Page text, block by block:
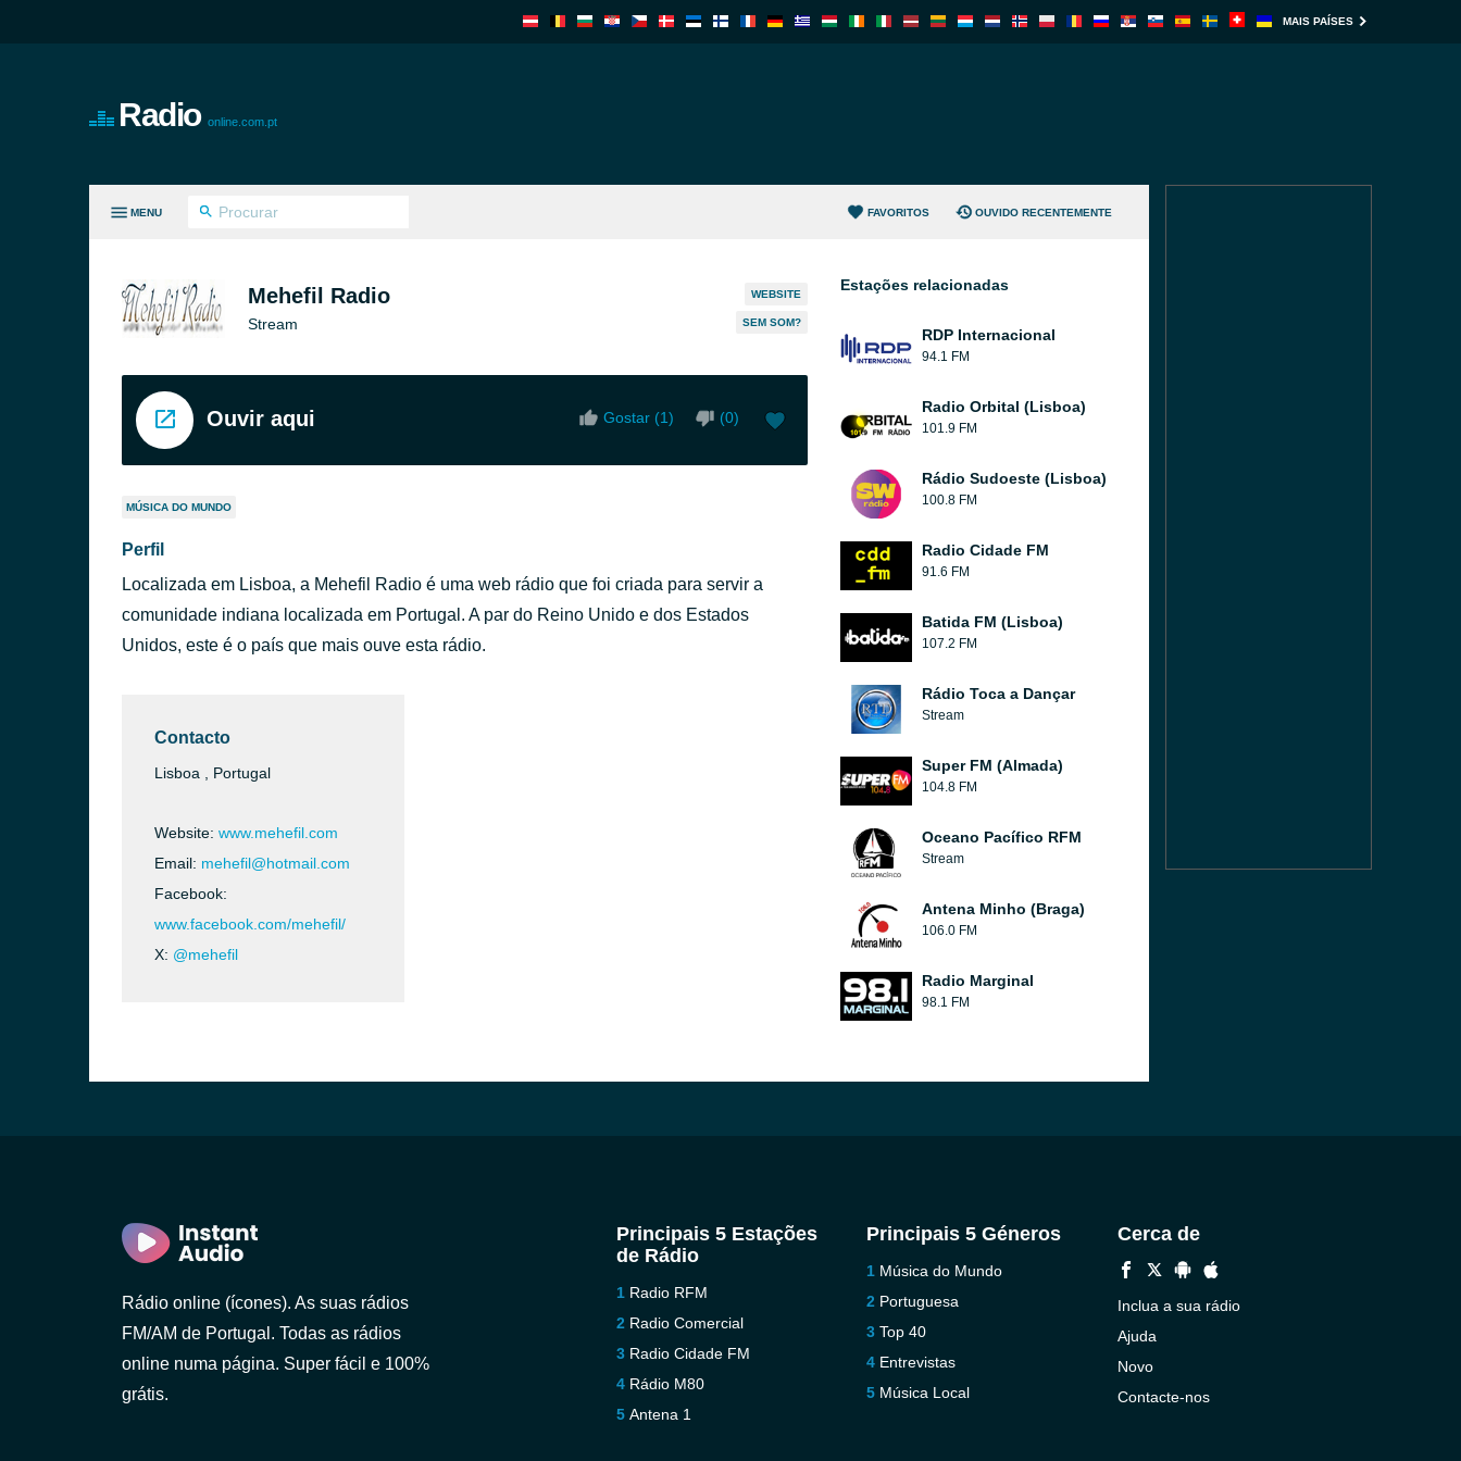
MAIS PAÍSES
Radio online.com.pt
MENU FAVORITOS OUVIDO RECENTEMENTE
Mehefil Radio
Stream
WEBSITE
SEM SOM?
Ouvir aqui Gostar (1) (0)
MÚSICA DO MUNDO
Perfil
Localizada em Lisboa, a Mehefil Radio é uma web rádio que foi criada para servir a
comunidade indiana localizada em Portugal. A par do Reino Unido e dos Estados
Unidos, este é o país que mais ouve esta rádio.
Contacto
Lisboa , Portugal
Website: www.mehefil.com
Email: mehefil@hotmail.com
Facebook:
www.facebook.com/mehefil/
X: @mehefil
Estações relacionadas
RDP Internacional
94.1 FM
Radio Orbital (Lisboa)
101.9 FM
Rádio Sudoeste (Lisboa)
100.8 FM
Radio Cidade FM
91.6 FM
Batida FM (Lisboa)
107.2 FM
Rádio Toca a Dançar
Stream
Super FM (Almada)
104.8 FM
Oceano Pacífico RFM
Stream
Antena Minho (Braga)
106.0 FM
Radio Marginal
98.1 FM
Rádio online (ícones). As suas rádios
FM/AM de Portugal. Todas as rádios
online numa página. Super fácil e 100%
grátis.
Principais 5 Estações
de Rádio
Radio RFM
Radio Comercial
Radio Cidade FM
Rádio M80
Antena 1
Principais 5 Géneros
Música do Mundo
Portuguesa
Top 40
Entrevistas
Música Local
Cerca de
Inclua a sua rádio
Ajuda
Novo
Contacte-nos